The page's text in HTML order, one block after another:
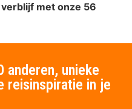
met onze 56
anderen, unieke
reisinspiratie in je